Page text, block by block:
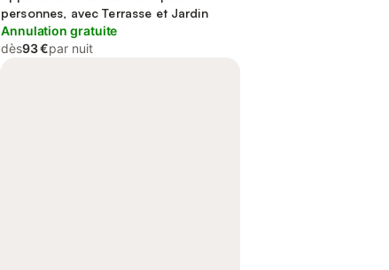
personnes, avec Terrasse et Jardin
Annulation gratuite
dès93 €par nuit